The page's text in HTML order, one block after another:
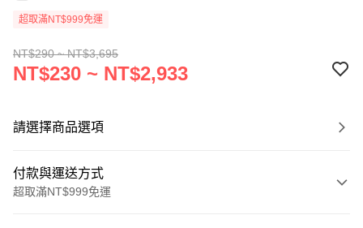
超取滿NT$999免運
NT$290 ~ NT$3,695
NT$230 ~ NT$2,933
請選擇商品選項
付款與運送方式
超取滿NT$999免運